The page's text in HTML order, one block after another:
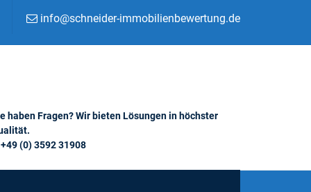
info@schneider-immobilienbewertung.de
haben Fragen? Wir bieten Lösungen in höchster
(0) 3592 31908